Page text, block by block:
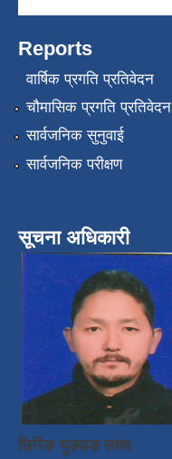
Reports
वार्षिक प्रगति प्रतिवेदन
चौमासिक प्रगति प्रतिवेदन
सार्वजनिक सुनुवाई
सार्वजनिक परीक्षण
सूचना अधिकारी
छिरिङ युङडङ लामा